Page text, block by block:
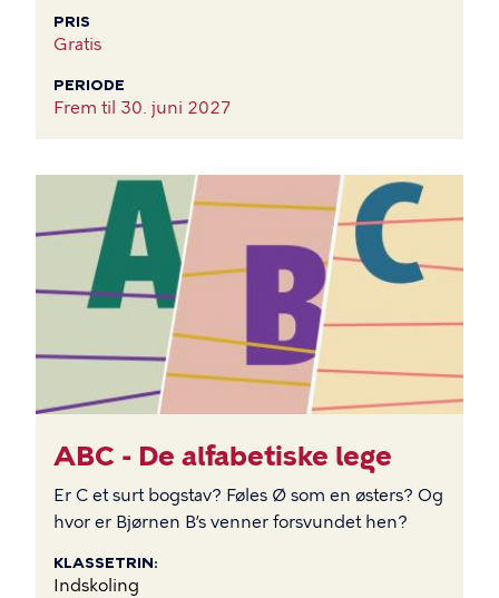
PRIS
Gratis
PERIODE
Frem til 30. juni 2027
ABC - De alfabetiske lege
Er C et surt bogstav? Føles Ø som en østers? Og
hvor er Bjørnen B’s venner forsvundet hen?
KLASSETRIN
Indskoling